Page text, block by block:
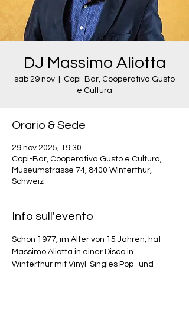
DJ Massimo Aliotta
sab 29 nov
Copi-Bar, Cooperativa Gusto
e Cultura
Orario & Sede
29 nov 2025, 19:30
Copi-Bar, Cooperativa Gusto e Cultura,
Museumstrasse 74, 8400 Winterthur,
Schweiz
Info sull'evento
Schon 1977, im Alter von 15 Jahren, hat
Massimo Aliotta in einer Disco in
Winterthur mit Vinyl-Singles Pop- und